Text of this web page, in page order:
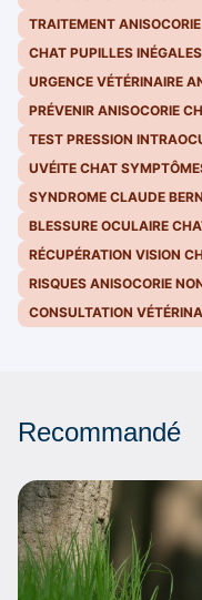
TRAITEMENT
CHAT PUPILLES INÉGALES
URGENCE VÉTÉRINAIRE
PRÉVENIR ANISOCORIE
TEST PRESSION
UVÉITE CHAT
SYNDROME CLAUDE
BLESSURE OCULAIRE
RÉCUPÉRATION VISION
RISQUES ANISOCORIE
CONSULTATION
Recommandé